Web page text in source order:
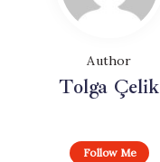
Author
Tolga Çelik
Follow Me